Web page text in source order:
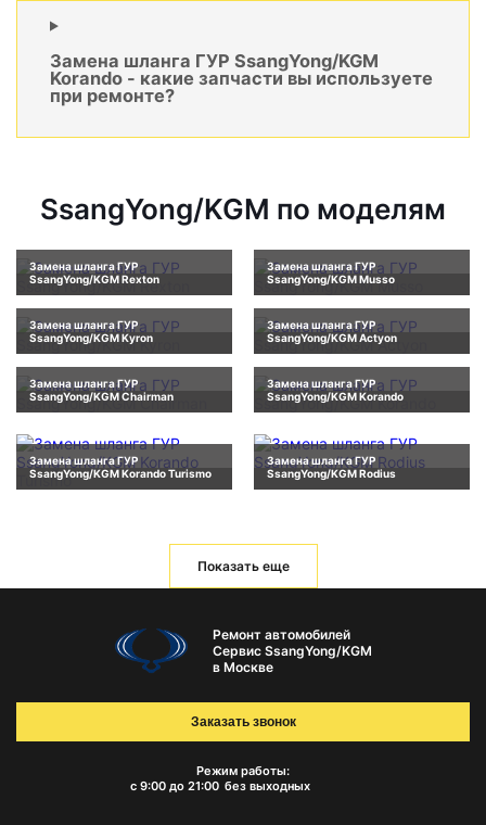
Замена шланга ГУР SsangYong/KGM
Korando - какие запчасти вы используете
при ремонте?
SsangYong/KGM по моделям
Замена шланга ГУР
SsangYong/KGM Rexton
Замена шланга ГУР
SsangYong/KGM Musso
Замена шланга ГУР
SsangYong/KGM Kyron
Замена шланга ГУР
SsangYong/KGM Actyon
Замена шланга ГУР
SsangYong/KGM Chairman
Замена шланга ГУР
SsangYong/KGM Korando
Замена шланга ГУР
SsangYong/KGM Korando Turismo
Замена шланга ГУР
SsangYong/KGM Rodius
Показать еще
Ремонт автомобилей
Сервис SsangYong/KGM
в Москве
Режим работы:
с 9:00 до 21:00 без выходных
Заказать звонок